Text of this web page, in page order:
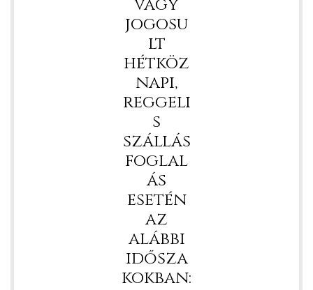
vagy
jogosu
lt
hétköz
napi,
reggeli
s
szállás
foglal
ás
esetén
az
alábbi
idősza
kokban: